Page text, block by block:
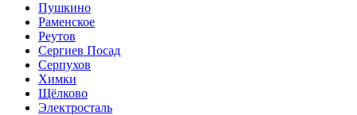
Пушкино
Раменское
Реутов
Сергиев Посад
Серпухов
Химки
Щёлково
Электросталь